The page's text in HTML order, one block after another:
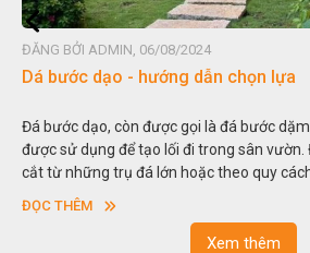
ĐĂNG BỞI ADMIN, 06/08/2024
Đá non bộ - cách lựa chọn non bộ
Hòn non bộ được biết đến là một nghệ
thu nhỏ, đưa mô hình những ngọn núi to
trong các vườn cảnh. Hay nói một cách
sơn”. Nghệ thuật hòn non bộ nhằm phục
ngoạn và phong thủy trong cuộc sống.
ĐỌC THÊM
Xem thêm